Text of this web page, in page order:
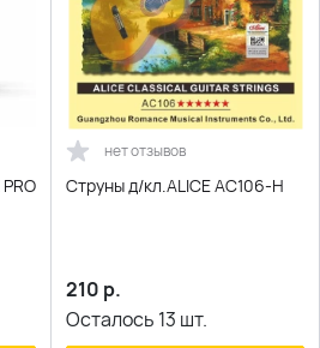
нет отзывов
Струны д/кл.ALICE AC106-H
210 р.
Осталось 13 шт.